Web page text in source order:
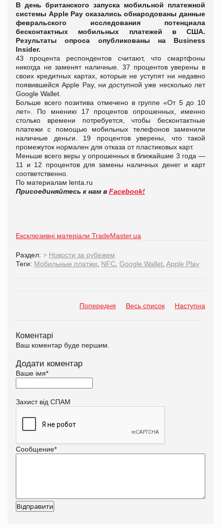
В день британского запуска мобильной платежной
системы Apple Pay оказались обнародованы данные
февральского исследования потенциала
бесконтактных мобильных платежей в США.
Результаты опроса опубликованы на Business
Insider.
43 процента респондентов считают, что смартфоны
никогда не заменят наличные. 37 процентов уверены в
своих кредитных картах, которые не уступят ни недавно
появившейся Apple Pay, ни доступной уже несколько лет
Google Wallet.
Больше всего позитива отмечено в группе «От 5 до 10
лет». По мнению 17 процентов опрошенных, именно
столько времени потребуется, чтобы бесконтактные
платежи с помощью мобильных телефонов заменили
наличные деньги. 19 процентов уверены, что такой
промежуток нормален для отказа от пластиковых карт.
Меньше всего веры у опрошенных в ближайшие 3 года —
11 и 12 процентов для замены наличных денег и карт
соответственно.
По материалам lenta.ru
Присоединяйтесь к нам в Facebook!
Ексклюзивні матеріали TradeMaster.ua
Раздел: > Новости за рубежем
Теги: Мобильные платжи NFC Google Wallet Apple Play
Попередня Весь список Наступна
Коментарі
Ваш коментар буде першим.
Додати коментар
Ваше імя*
Захист від СПАМ
Сообщение*